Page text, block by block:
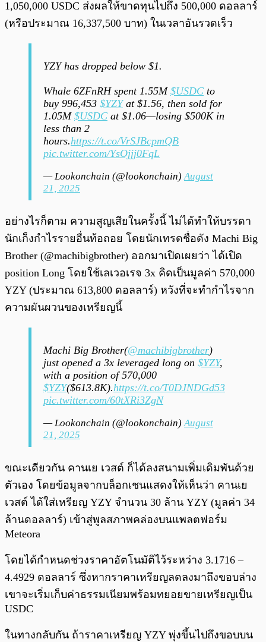
1,050,000 USDC ส่งผลให้ขาดทุนไปถึง 500,000 ดอลลาร์
(หรือประมาณ 16,337,500 บาท) ในเวลาอันรวดเร็ว
YZY has dropped below $1.
Whale 6ZFnRH spent 1.55M $USDC to
buy 996,453 $YZYat $1.56, then sold for
1.05M $USDC at $1.06—losing $500K in
less than 2
hours.https://t.co/VrSJBcpmQB
pic.twitter.com/YsOjjj0FqL
— Lookonchain (@lookonchain)August
21, 2025
อย่างไรก็ตาม ความสูญเสียในครั้งนี้ ไม่ได้ทำให้บรรดา
นักเก็งกำไรรายอื่นท้อถอย โดยนักเทรดชื่อดัง Machi Big
Brother (@machibigbrother) ออกมาเปิดเผยว่า ได้เปิด
position Long โดยใช้เลเวอเรจ 3x คิดเป็นมูลค่า 570,000
YZY (ประมาณ 613,800 ดอลลาร์) หวังที่จะทำกำไรจาก
ความผันผวนของเหรียญนี้
Machi Big Brother(@machibigbrother)
just opened a 3x leveraged long on $YZY,
with a position of 570,000
$YZY($613.8K).https://t.co/T0DJNDGd53
pic.twitter.com/60tXRi3ZgN
— Lookonchain (@lookonchain)August
21, 2025
ขณะเดียวกัน คานเย เวสต์ ก็ได้ลงสนามเพิ่มเดิมพันด้วย
ตัวเอง โดยข้อมูลจากบล็อกเชนแสดงให้เห็นว่า คานเย
เวสต์ ได้ใส่เหรียญ YZY จำนวน 30 ล้าน YZY (มูลค่า 34
ล้านดอลลาร์) เข้าสู่พูลสภาพคล่องบนแพลตฟอร์ม
Meteora
โดยได้กำหนดช่วงราคาอัตโนมัติไว้ระหว่าง 3.1716 –
4.4929 ดอลลาร์ ซึ่งหากราคาเหรียญลดลงมาถึงขอบล่าง
เขาจะเริ่มเก็บค่าธรรมเนียมพร้อมทยอยขายเหรียญเป็น
USDC
ในทางกลับกัน ถ้าราคาเหรียญ YZY พุ่งขึ้นไปถึงขอบบน